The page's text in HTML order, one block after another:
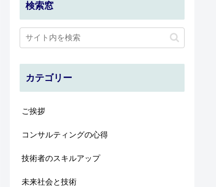
検索窓
カテゴリー
ご挨拶
コンサルティングの心得
技術者のスキルアップ
未来社会と技術